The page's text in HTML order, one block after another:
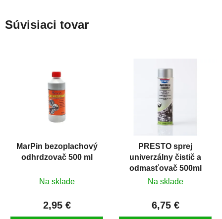
Súvisiaci tovar
MarPin bezoplachový
odhrdzovač 500 ml
Na sklade
2,95 €
PRESTO sprej
univerzálny čistič a
odmasťovač 500ml
Na sklade
6,75 €